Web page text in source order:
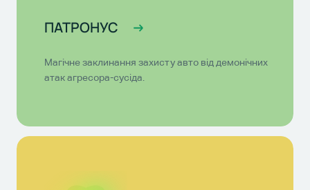
ПАТРОНУС
Магічне заклинання захисту авто від демонічних
атак агресора-сусіда.